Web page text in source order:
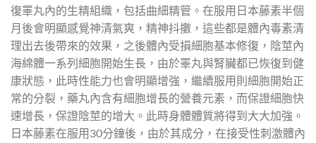
復睪丸內的生精組織，包括曲細精管。在服用日本藤素半個
月後會明顯感覺神清氣爽，精神抖擻，這些都是體內毒素清
理出去後帶來的效果，之後體內受損細胞基本修復，陰莖內
海綿體一系列細胞開始生長，由於睪丸與腎臟都已恢復到健
康狀態，此時性能力也會明顯增強，繼續服用則細胞開始正
常的分裂，藥丸內含有細胞增長的營養元素，而保證細胞快
速增長，保證陰莖的增大。此時身體體質將得到大大加強。
日本藤素在服用30分鐘後，由於其成分，在接受性刺激體內